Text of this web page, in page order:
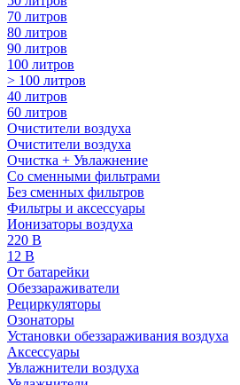
70 литров
80 литров
90 литров
100 литров
> 100 литров
40 литров
60 литров
Очистители воздуха
Очистители воздуха
Очистка + Увлажнение
Cо сменными фильтрами
Без сменных фильтров
Фильтры и аксессуары
Ионизаторы воздуха
220 В
12 В
От батарейки
Обеззараживатели
Рециркуляторы
Озонаторы
Установки обеззараживания воздуха
Аксессуары
Увлажнители воздуха